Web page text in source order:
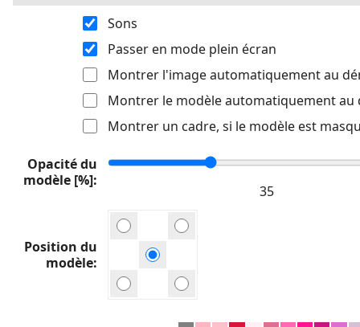
Sons
Passer en mode plein écran
Montrer l'image automatiquement au
Montrer le modèle automatiquement au
Montrer un cadre, si le modèle est
Opacité du
modèle [%]
Position du
modèle